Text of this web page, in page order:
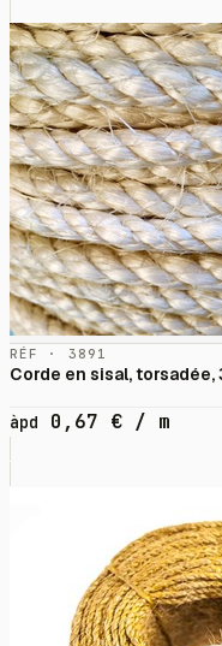
RÉF · 3891
Corde en sisal,
àpd 0,67 € / m